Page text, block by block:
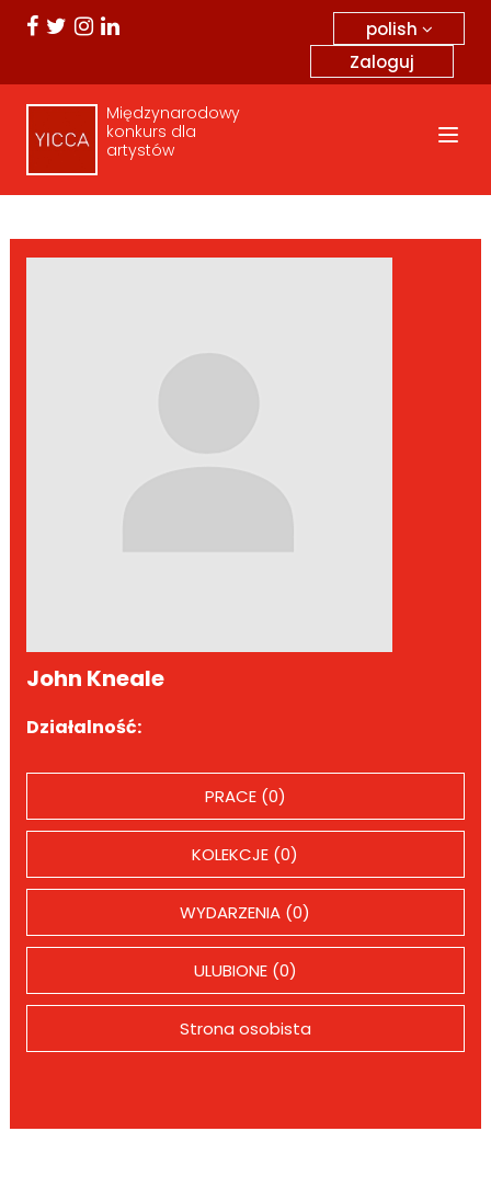
polish
Zaloguj
Międzynarodowy
konkurs dla
artystów
John Kneale
Działalność:
PRACE (0)
KOLEKCJE (0)
WYDARZENIA (0)
ULUBIONE (0)
Strona osobista